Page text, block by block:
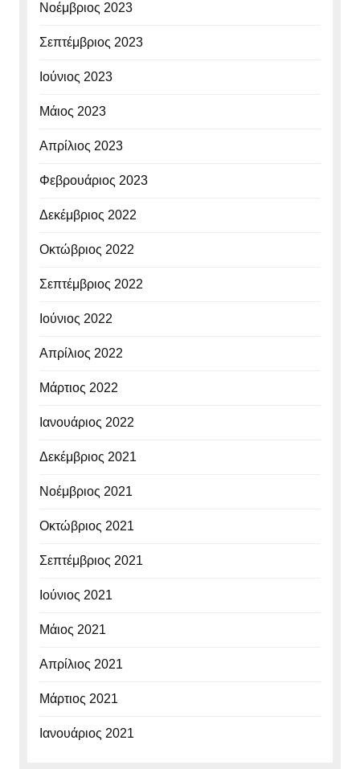
Νοέμβριος 2023
Σεπτέμβριος 2023
Ιούνιος 2023
Μάιος 2023
Απρίλιος 2023
Φεβρουάριος 2023
Δεκέμβριος 2022
Οκτώβριος 2022
Σεπτέμβριος 2022
Ιούνιος 2022
Απρίλιος 2022
Μάρτιος 2022
Ιανουάριος 2022
Δεκέμβριος 2021
Νοέμβριος 2021
Οκτώβριος 2021
Σεπτέμβριος 2021
Ιούνιος 2021
Μάιος 2021
Απρίλιος 2021
Μάρτιος 2021
Ιανουάριος 2021